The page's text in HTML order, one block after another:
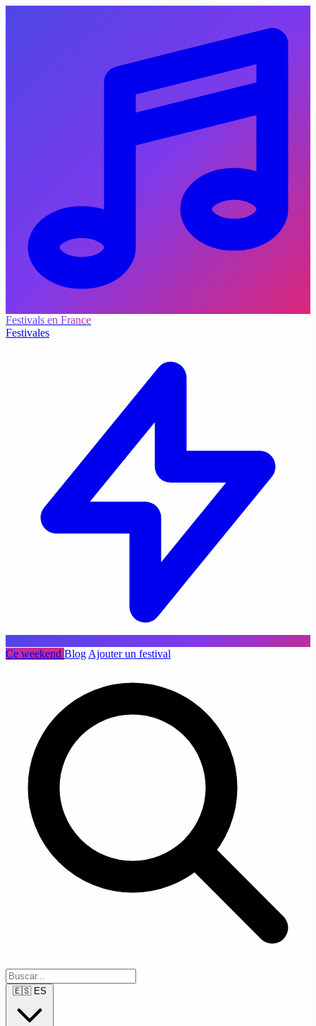
Festivals en France
Festivales
Ce weekend Blog Ajouter un festival
🇪🇸 ES